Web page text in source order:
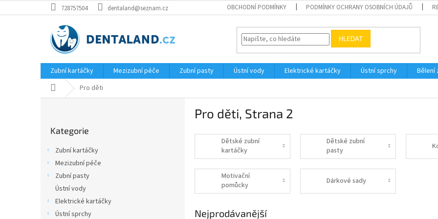
na
728757504 dentaland@seznam.cz OBCHODNÍ PODMÍNKY PODMÍNKY OCHRANY OSOBNÍCH ÚDAJŮ
HLEDAT
Zubní kartáčky Mezizubní péče Zubní pasty Ústní vody Elektrické kartáčky Ústní sprchy Bělení
Domů Pro děti
kategorie
Kategorie
Zubní kartáčky
Mezizubní péče
Zubní pasty
Ústní vody
Elektrické kartáčky
Ústní sprchy
Pro děti, Strana 2
Dětské zubní
kartáčky
Dětské zubní
pasty
Motivační
pomůcky
Dárkové sady
Nejprodávanější